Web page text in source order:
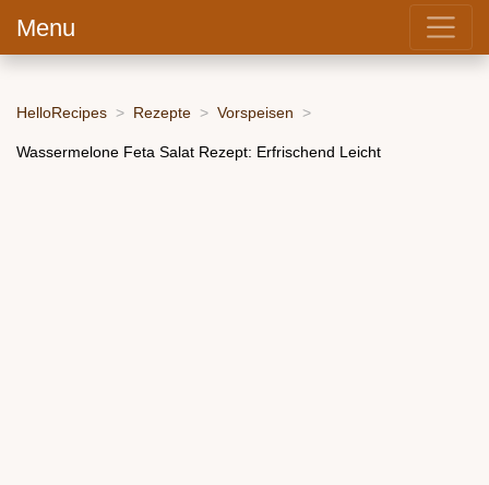
Menu
HelloRecipes Rezepte Vorspeisen
Wassermelone Feta Salat Rezept: Erfrischend Leicht